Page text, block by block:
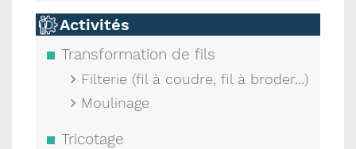
Activités
Transformation de fils
Filterie (fil à coudre, fil à broder...)
Moulinage
Tricotage